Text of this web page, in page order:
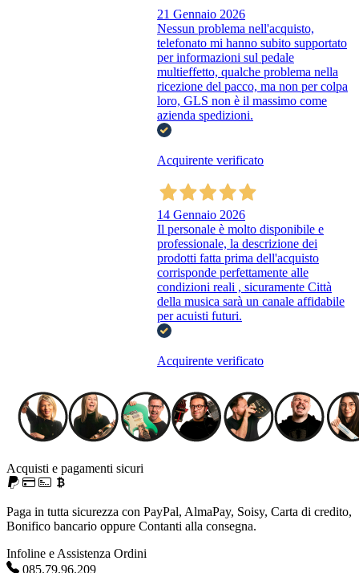
21 Gennaio 2026
Nessun problema nell'acquisto,
telefonato mi hanno subito supportato
per informazioni sul pedale
multieffetto, qualche problema nella
ricezione del pacco, ma non per colpa
loro, GLS non è il massimo come
azienda spedizioni.
Acquirente verificato
14 Gennaio 2026
Il personale è molto disponibile e
professionale, la descrizione dei
prodotti fatta prima dell'acquisto
corrisponde perfettamente alle
condizioni reali , sicuramente Città
della musica sarà un canale affidabile
per acuisti futuri.
Acquirente verificato
Acquisti e pagamenti sicuri
Paga in tutta sicurezza con PayPal, AlmaPay, Soisy, Carta di credito,
Bonifico bancario oppure Contanti alla consegna.
Infoline e Assistenza Ordini
085.79.96.209